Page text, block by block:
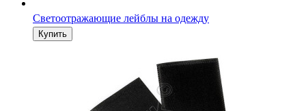
Светоотражающие лейблы на одежду